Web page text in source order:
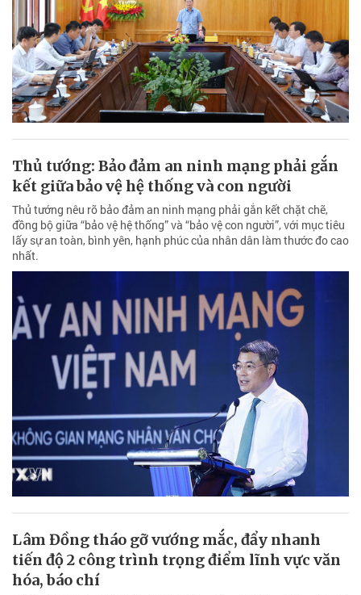
Thủ tướng: Bảo đảm an ninh mạng phải gắn
kết giữa bảo vệ hệ thống và con người
Thủ tướng nêu rõ bảo đảm an ninh mạng phải gắn kết chặt chẽ,
đồng bộ giữa “bảo vệ hệ thống” và “bảo vệ con người”, với mục tiêu
lấy sự an toàn, bình yên, hạnh phúc của nhân dân làm thước đo cao
nhất.
Lâm Đồng tháo gỡ vướng mắc, đẩy nhanh
tiến độ 2 công trình trọng điểm lĩnh vực văn
hóa, báo chí